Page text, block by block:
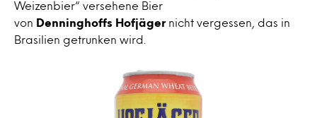
Weizenbier“ versehene Bier
von
Denninghoffs Hofjägernicht vergessen, das in
Brasilien getrunken wird.